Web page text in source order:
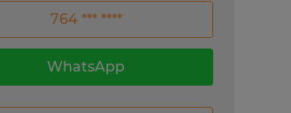
764 *** ****
WhatsApp